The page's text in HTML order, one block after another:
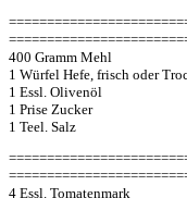
400 Gramm Mehl
1 Würfel Hefe, frisch oder
1 Essl. Olivenöl
1 Prise Zucker
1 Teel. Salz
4 Essl. Tomatenmark